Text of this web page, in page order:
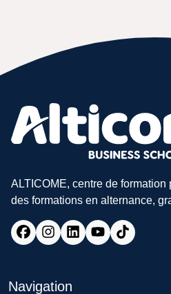
ALTICOME, centre de
des formations en alternance,
Navigation